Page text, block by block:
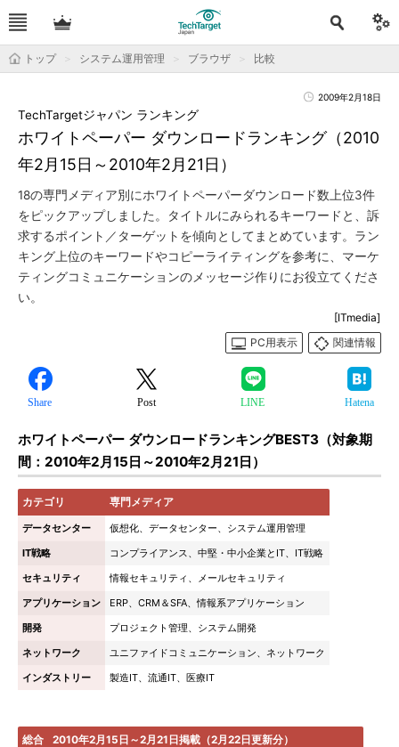
トップ システム運用管理 ブラウザ 比較
2009年2月18日
ホワイトペーパー ダウンロードランキング（2010
年2月15日～2010年2月21日）
TechTargetジャパン ランキング
18の専門メディア別にホワイトペーパーダウンロード数上位3件
をピックアップしました。タイトルにみられるキーワードと、訴
求するポイント／ターゲットを傾向としてまとめています。ラン
キング上位のキーワードやコピーライティングを参考に、マーケ
ティングコミュニケーションのメッセージ作りにお役立てくださ
い。
[ITmedia]
PC用表示
関連情報
Share Post LINE Hatena
ホワイトペーパー ダウンロードランキングBEST3（対象期
間：2010年2月15日～2010年2月21日）
カテゴリ 専門メディア
データセンター
仮想化、データセンター、システム運用管理
IT戦略
コンプライアンス、中堅・中小企業とIT、IT戦略
セキュリティ
情報セキュリティ、メールセキュリティ
アプリケーション
ERP、CRM＆SFA、情報系アプリケーション
開発
プロジェクト管理、システム開発
ネットワーク
ユニファイドコミュニケーション、ネットワーク
インダストリー
製造IT、流通IT、医療IT
総合 2010年2月15日～2月21日掲載（2月22日更新分）